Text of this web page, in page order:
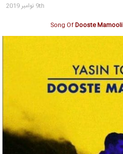
9th نوامبر 2019
Song OfDooste Mamooli